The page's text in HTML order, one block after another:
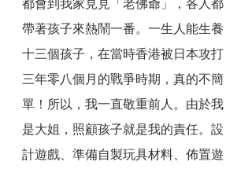
都會到我家見見「老佛爺」，各人都
帶著孩子來熱鬧一番。一生人能生養
十三個孩子，在當時香港被日本攻打
三年零八個月的戰爭時期，真的不簡
單！所以，我一直敬重前人。由於我
是大姐，照顧孩子就是我的責任。設
計遊戲、準備自製玩具材料、佈置遊